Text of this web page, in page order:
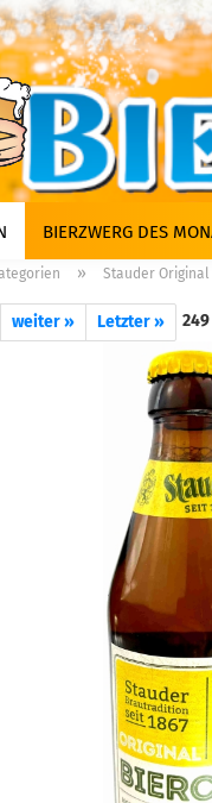
BIERZWERG DES
» Stauder
weiter » Letzter » 249